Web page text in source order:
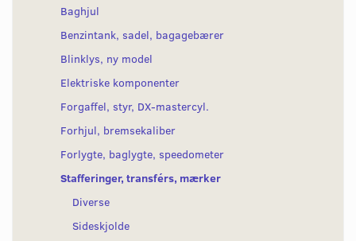
Baghjul
Benzintank, sadel, bagagebærer
Blinklys, ny model
Elektriske komponenter
Forgaffel, styr, DX-mastercyl.
Forhjul, bremsekaliber
Forlygte, baglygte, speedometer
Stafferinger, transférs, mærker
Diverse
Sideskjolde